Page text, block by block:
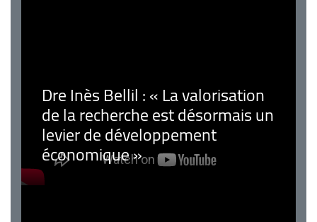
Dre Inès Bellil : « La valorisation
de la recherche est désormais un
levier de développement
économique »